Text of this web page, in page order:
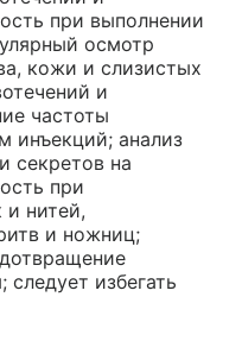
при выполнении
осмотр
кожи и слизистых
и
частоты
инъекций; анализ
секретов на
при
нитей,
и ножниц;
избегать